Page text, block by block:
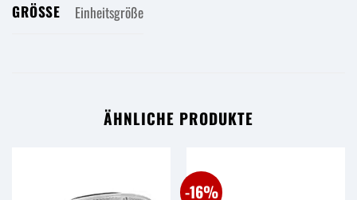
GRÖSSE Einheitsgröße
ÄHNLICHE PRODUKTE
-16%